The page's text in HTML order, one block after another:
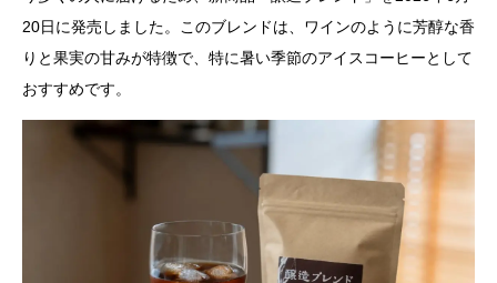
20日に発売しました。このブレンドは、ワインのように芳醇な香
りと果実の甘みが特徴で、特に暑い季節のアイスコーヒーとして
おすすめです。